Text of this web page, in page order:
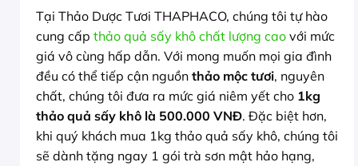
Tại Thảo Dược Tươi THAPHACO, chúng tôi tự hào
cung cấp thảo quả sấy khô chất lượng cao với mức
giá vô cùng hấp dẫn. Với mong muốn mọi gia đình
đều có thể tiếp cận nguồn thảo mộc tươi, nguyên
chất, chúng tôi đưa ra mức giá niêm yết cho 1kg
thảo quả sấy khô là 500.000 VNĐ. Đặc biệt hơn,
khi quý khách mua 1kg thảo quả sấy khô, chúng tôi
sẽ dành tặng ngay 1 gói trà sơn mật hảo hạng,